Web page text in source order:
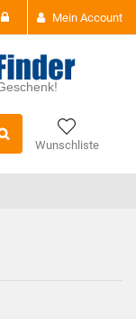
Mein Account
Wunschliste